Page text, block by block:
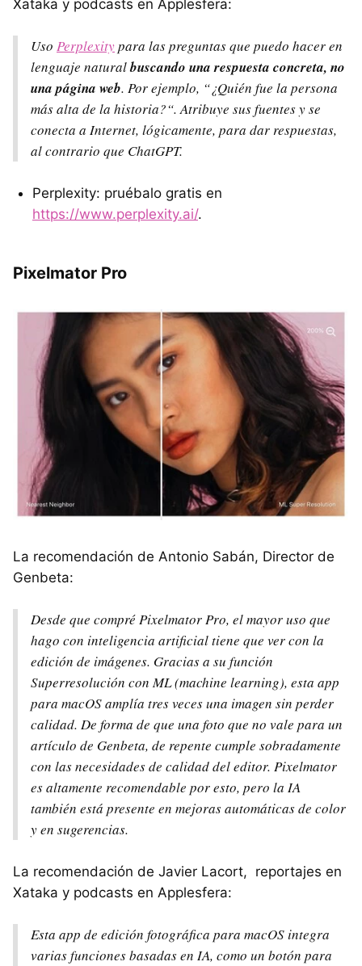
Xataka y podcasts en Applesfera:
Uso Perplexitypara las preguntas que puedo hacer en
lenguaje naturalbuscando una respuesta concreta, no
una página web. Por ejemplo, “¿Quién fue la persona
más alta de la historia?“. Atribuye sus fuentes y se
conecta a Internet, lógicamente, para dar respuestas,
al contrario que ChatGPT.
Perplexity: pruébalo gratis en
https://www.perplexity.ai/.
Pixelmator Pro
La recomendación de Antonio Sabán, Director de
Genbeta:
Desde que compré Pixelmator Pro, el mayor uso que
hago con inteligencia artificial tiene que ver con la
edición de imágenes. Gracias a su función
Superresolución con ML (machine learning), esta app
para macOS amplía tres veces una imagen sin perder
calidad. De forma de que una foto que no vale para un
artículo de Genbeta, de repente cumple sobradamente
con las necesidades de calidad del editor. Pixelmator
es altamente recomendable por esto, pero la IA
también está presente en mejoras automáticas de color
y en sugerencias.
La recomendación de Javier Lacort, reportajes en
Xataka y podcasts en Applesfera:
Esta app de edición fotográfica para macOS integra
varias funciones basadas en IA, como un botón para